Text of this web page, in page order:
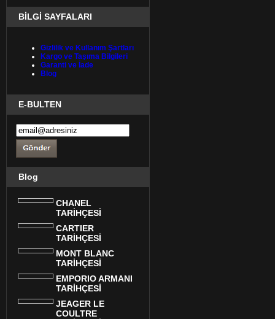
BİLGİ SAYFALARI
Gizlilik ve Kullanım Şartları
Kargo ve Taşıma Bilgileri
Garanti ve İade
Blog
E-BULTEN
Blog
CHANEL
TARİHÇESİ
CARTIER
TARİHÇESİ
MONT BLANC
TARİHÇESİ
EMPORIO ARMANI
TARİHÇESİ
JEAGER LE
COULTRE